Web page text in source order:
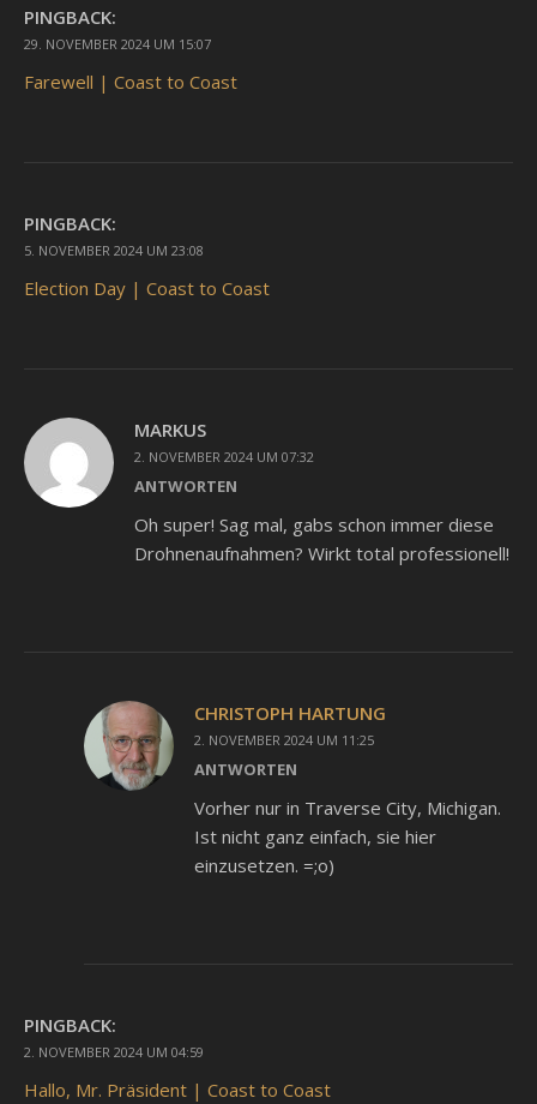
PINGBACK:
29. NOVEMBER 2024 UM 15:07
Farewell | Coast to Coast
PINGBACK:
5. NOVEMBER 2024 UM 23:08
Election Day | Coast to Coast
MARKUS
2. NOVEMBER 2024 UM 07:32
ANTWORTEN
Oh super! Sag mal, gabs schon immer diese
Drohnenaufnahmen? Wirkt total professionell!
CHRISTOPH HARTUNG
2. NOVEMBER 2024 UM 11:25
ANTWORTEN
Vorher nur in Traverse City, Michigan.
Ist nicht ganz einfach, sie hier
einzusetzen. =;o)
PINGBACK:
2. NOVEMBER 2024 UM 04:59
Hallo, Mr. Präsident | Coast to Coast